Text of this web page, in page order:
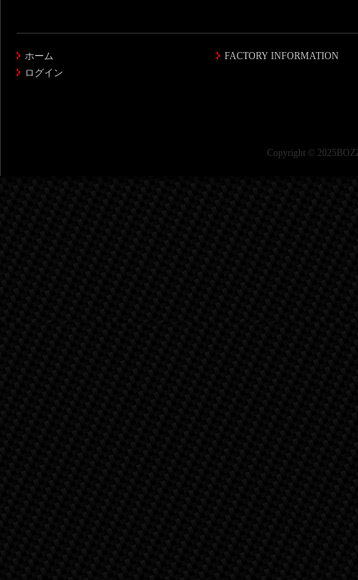
ホーム
ログイン
FACTORY INFORMATION
Copyright ©